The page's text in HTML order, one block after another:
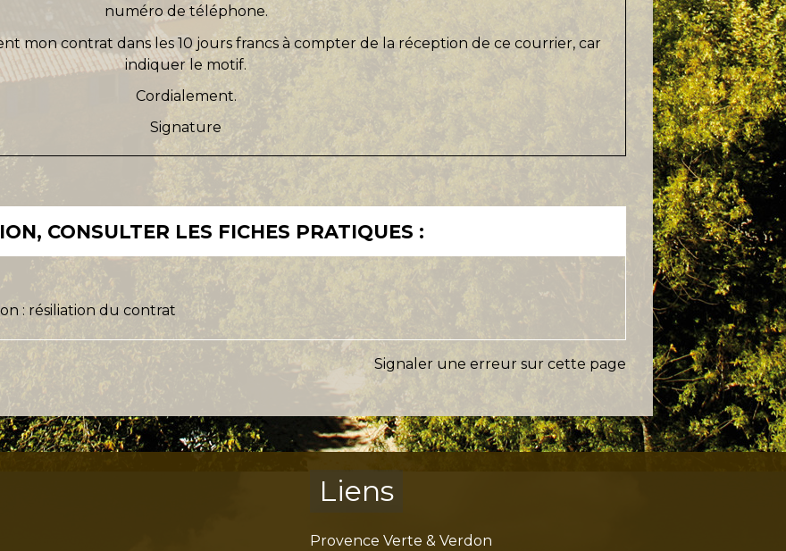
numéro de téléphone.
mon contrat dans les 10 jours francs à compter de la réception de ce courrier, car
indiquer le motif.
Cordialement.
Signature
CONSULTER LES FICHES PRATIQUES :
: résiliation du contrat
Signaler une erreur sur cette page
Liens
Provence Verte & Verdon